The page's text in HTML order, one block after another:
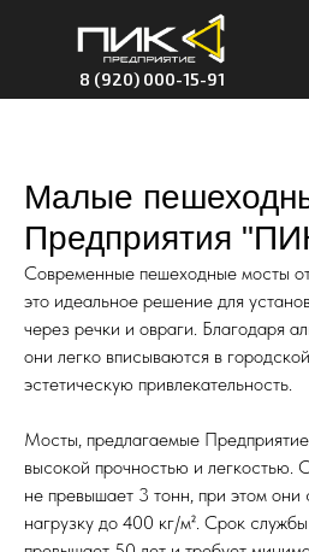
8 (920) 000-15-91
Малые
Предприятия
Современные пешеходные мосты
это идеальное решение для
через речки и овраги. Благодаря
они легко вписываются в
эстетическую привлекательность.
Мосты, предлагаемые
высокой прочностью и легкостью.
не превышает 3 тонн, при этом
нагрузку до 400 кг/м². Срок